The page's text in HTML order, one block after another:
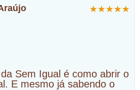
Sem Igual é como abrir o
E mesmo já sabendo o